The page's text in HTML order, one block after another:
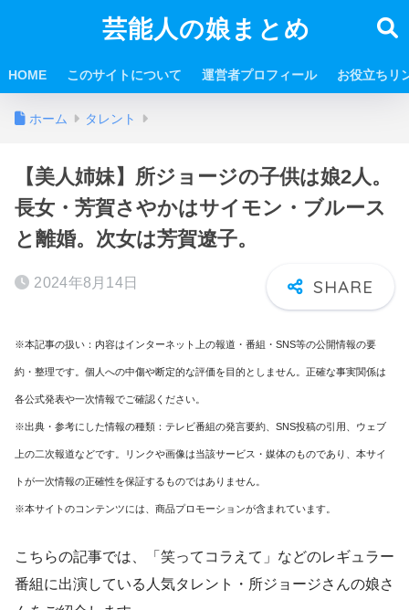
芸能人の娘まとめ
HOME このサイトについて 運営者プロフィール お役立ちリ
ホーム タレント
【美人姉妹】所ジョージの子供は娘2人。
長女・芳賀さやかはサイモン・ブルース
と離婚。次女は芳賀遼子。
2024年8月14日
※本記事の扱い：内容はインターネット上の報道・番組・SNS等の公開情報の要
約・整理です。個人への中傷や断定的な評価を目的としません。正確な事実関係は
各公式発表や一次情報でご確認ください。
※出典・参考にした情報の種類：テレビ番組の発言要約、SNS投稿の引用、ウェブ
上の二次報道などです。リンクや画像は当該サービス・媒体のものであり、本サイ
トが一次情報の正確性を保証するものではありません。
※本サイトのコンテンツには、商品プロモーションが含まれています。
こちらの記事では、「笑ってコラえて」などのレギュラー
番組に出演している人気タレント・ 所ジョージさんの娘さ